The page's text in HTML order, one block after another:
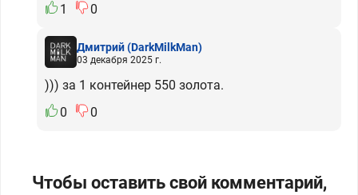
1
0
Дмитрий(DarkMilkMan)
03 декабря 2025 г.
))) за 1 контейнер 550 золота.
0
0
Чтобы оставить свой комментарий,